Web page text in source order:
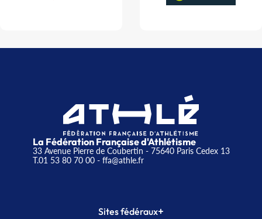
La Fédération Française d'Athlétisme
33 Avenue Pierre de Coubertin - 75640 Paris Cedex 13
T.01 53 80 70 00- ffa@athle.fr
Sites fédéraux+